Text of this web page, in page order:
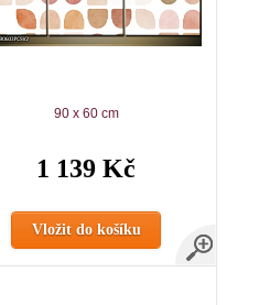
90 x 60 cm
1 139 Kč
Vložit do košíku